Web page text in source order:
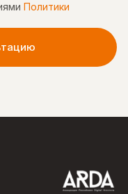
Политики